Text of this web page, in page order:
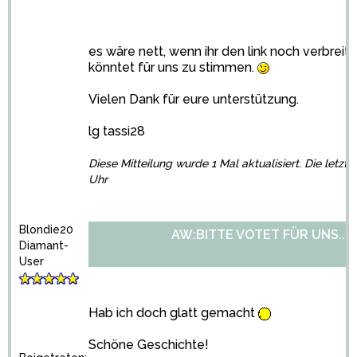
es wäre nett, wenn ihr den link noch
könntet für uns zu stimmen.
Vielen Dank für eure unterstützung.
lg tassi28
Diese Mitteilung wurde 1 Mal aktualisiert. Die
Uhr
Blondie20
Diamant-
User
AW:BITTE VOTET FÜR
Hab ich doch glatt gemacht
Schöne Geschichte!